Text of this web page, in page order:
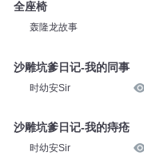
全座椅
轰隆龙故事
沙雕坑爹日记-我的同事
时幼安Sir
沙雕坑爹日记-我的痔疮
时幼安Sir